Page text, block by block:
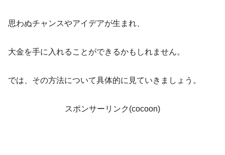
思わぬチャンスやアイデアが生まれ、
大金を手に入れることができるかもしれません。
では、その方法について具体的に見ていきましょう。
スポンサーリンク(cocoon)